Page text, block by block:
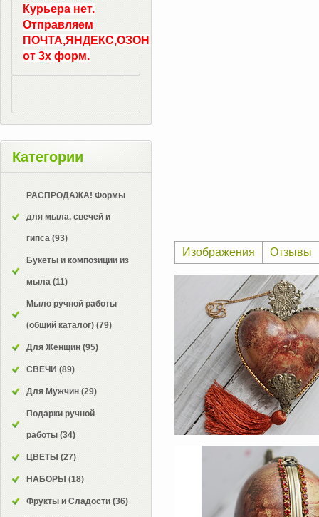
Изображения Отзывы
Курьера нет.
Отправляем
ПОЧТА,ЯНДЕКС,ОЗОН
от 3х форм.
Категории
РАСПРОДАЖА! Формы
для мыла, свечей и
гипса (93)
Букеты и композиции из
мыла (11)
Мыло ручной работы
(общий каталог) (79)
Для Женщин (95)
СВЕЧИ (89)
Для Мужчин (29)
Подарки ручной
работы (34)
ЦВЕТЫ (27)
НАБОРЫ (18)
Фрукты и Сладости (36)